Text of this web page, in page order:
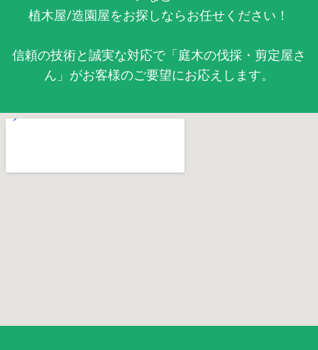
植木屋/造園屋をお探しならお任せください！
信頼の技術と誠実な対応で「庭木の伐採・剪定屋さ
ん」がお客様のご要望にお応えします。